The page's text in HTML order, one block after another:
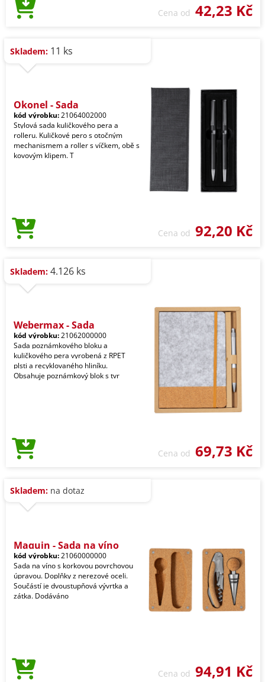
Cena od 42,23 Kč
Skladem: 11 ks
Okonel - Sada
kód výrobku:21064002000
Stylová sada kuličkového pera a
rolleru. Kuličkové pero s otočným
mechanismem a roller s víčkem, obě s
kovovým klipem. T
Cena od 92,20 Kč
Skladem: 4.126 ks
Webermax - Sada
kód výrobku:21062000000
Sada poznámkového bloku a
kuličkového pera vyrobená z RPET
plsti a recyklovaného hliníku.
Obsahuje poznámkový blok s tvr
Cena od 69,73 Kč
Skladem: na dotaz
Maquin - Sada na víno
kód výrobku:21060000000
Sada na víno s korkovou povrchovou
úpravou. Doplňky z nerezové oceli.
Součástí je dvoustupňová vývrtka a
zátka. Dodáváno
Cena od 94,91 Kč